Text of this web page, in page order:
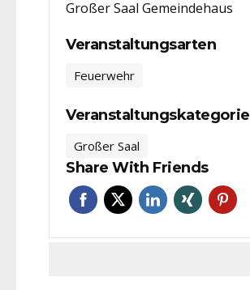
Großer Saal Gemeindehaus
Veranstaltungsarten
Feuerwehr
Veranstaltungskategorie
Großer Saal
Share With Friends